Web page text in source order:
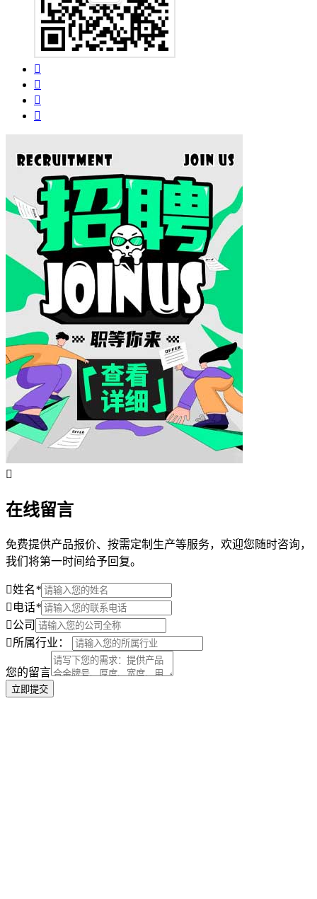
在线留言
免费提供产品报价、按需定制生产等服务，欢迎您随时咨询，
我们将第一时间给予回复。
姓名*
电话*
公司
所属行业：
您的留言